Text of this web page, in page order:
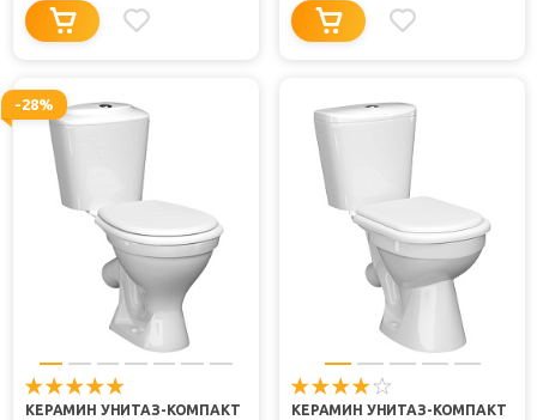
-28%
КЕРАМИН УНИТАЗ-КОМПАКТ
КЕРАМИН УНИТАЗ-КОМПАКТ